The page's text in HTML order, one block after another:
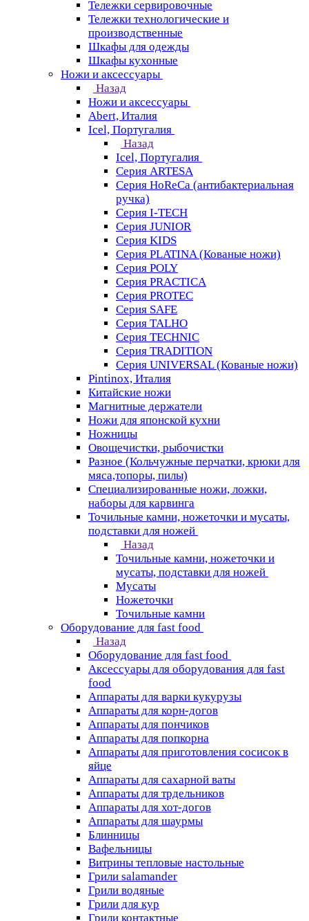
Тележки сервировочные
Тележки технологические и
производственные
Шкафы для одежды
Шкафы кухонные
Ножи и аксессуары
Назад
Ножи и аксессуары
Abert, Италия
Icel, Португалия
Назад
Icel, Португалия
Серия ARTESA
Серия HoReCa (антибактериальная
ручка)
Серия I-TECH
Серия JUNIOR
Серия KIDS
Серия PLATINA (Кованые ножи)
Серия POLY
Серия PRACTICA
Серия PROTEC
Серия SAFE
Серия TALHO
Серия TECHNIC
Серия TRADITION
Серия UNIVERSAL (Кованые ножи)
Pintinox, Италия
Китайские ножи
Магнитные держатели
Ножи для японской кухни
Ножницы
Овощечистки, рыбочистки
Разное (Кольчужные перчатки, крюки для
мяса,топоры, пилы)
Специализированные ножи, ложки,
наборы для карвинга
Точильные камни, ножеточки и мусаты,
подставки для ножей
Назад
Точильные камни, ножеточки и
мусаты, подставки для ножей
Мусаты
Ножеточки
Точильные камни
Оборудование для fast food
Назад
Оборудование для fast food
Аксессуары для оборудования для fast
food
Аппараты для варки кукурузы
Аппараты для корн-догов
Аппараты для пончиков
Аппараты для попкорна
Аппараты для приготовления сосисок в
яйце
Аппараты для сахарной ваты
Аппараты для трдельников
Аппараты для хот-догов
Аппараты для шаурмы
Блинницы
Вафельницы
Витрины тепловые настольные
Грили salamander
Грили водяные
Грили для кур
Грили контактные